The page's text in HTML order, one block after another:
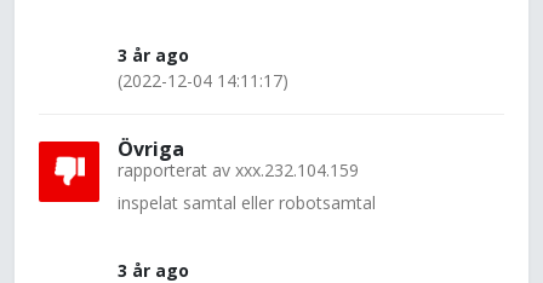
3 år ago
(2022-12-04 14:11:17)
Övriga
rapporterat av xxx.232.104.159
inspelat samtal eller robotsamtal
3 år ago